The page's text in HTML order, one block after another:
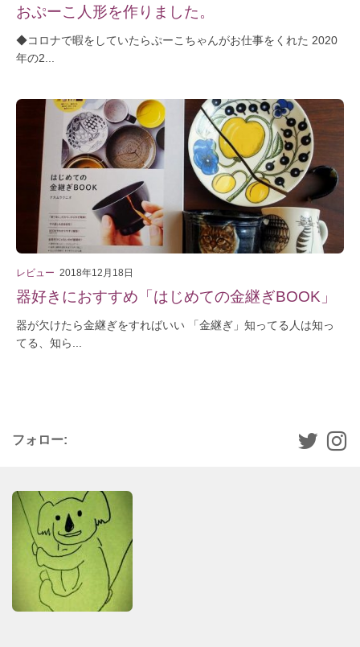
おぷーこ人形を作りました。
◆コロナで暇をしていたらぷーこちゃんがお仕事をくれた 2020
年の2...
レビュー 2018年12月18日
器好きにおすすめ「はじめての金継ぎBOOK」
器が欠けたら金継ぎをすればいい 「金継ぎ」知ってる人は知っ
てる、知ら...
フォロー: